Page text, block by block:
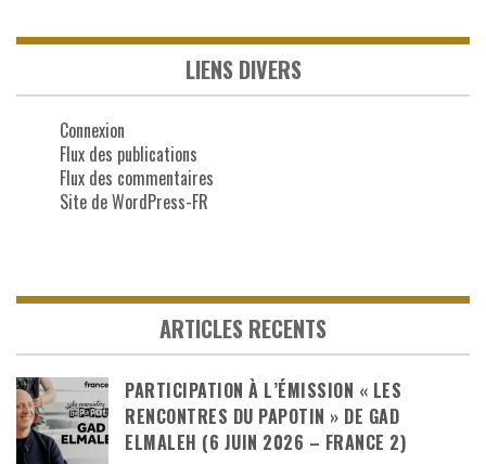
LIENS DIVERS
Connexion
Flux des publications
Flux des commentaires
Site de WordPress-FR
ARTICLES RECENTS
PARTICIPATION À L’ÉMISSION « LES
RENCONTRES DU PAPOTIN » DE GAD
ELMALEH (6 JUIN 2026 – FRANCE 2)